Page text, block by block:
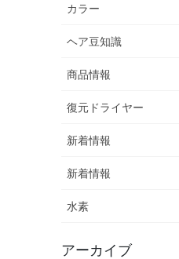
カラー
ヘア豆知識
商品情報
復元ドライヤー
新着情報
新着情報
水素
アーカイブ